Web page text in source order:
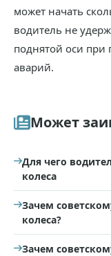
может начать
водитель не
поднятой оси при
аварий.
Может
Для чего
колеса
Зачем
колеса?
Зачем